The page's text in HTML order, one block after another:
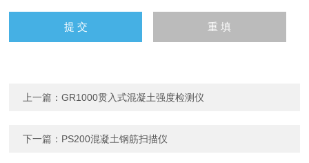
上一篇：GR1000贯入式混凝土强度检测仪
下一篇： PS200混凝土钢筋扫描仪